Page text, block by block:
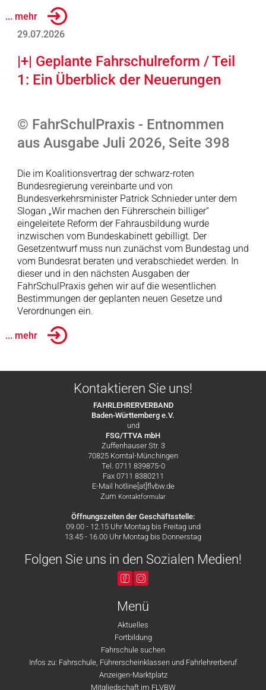
... mehr
29.07.2026
|+| Geplante Fahrschulreform / Teil
1: Ein Überblick der Neuerungen
© FahrSchulPraxis - Entnommen
aus Ausgabe Juli 2026, Seite 398
Die im Koalitionsvertrag der schwarz-roten
Bundesregierung vereinbarte und von
Bundesverkehrsminister Patrick Schnieder unter dem
Slogan „Wir machen den Führerschein billiger“
eingeleitete Reform der Fahrausbildung wurde
inzwischen vom Bundeskabinett gebilligt. Der
Gesetzentwurf muss nun zunächst vom Bundestag und
vom Bundesrat beraten und verabschiedet werden. In
dieser und in den nächsten Ausgaben der
FahrSchulPraxis gehen wir auf die wesentlichen
Bestimmungen der geplanten neuen Gesetze und
Verordnungen ein.
... mehr
Kontaktieren Sie uns!
FAHRLEHRERVERBAND
Baden-Württemberg e.V.
und
FSG/TTVA mbH
Zuffenhauser Str. 3
70825 Korntal-Münchingen
Tel. 0711 839875-0
Fax 0711 8380211
E-Mail hotline[at]flvbw.de
Zum Kontaktformular
Öffnungszeiten der Geschäftsstelle:
09.00 - 12.15 Uhr Montag bis Freitag und
13.45 - 16.00 Uhr Montag bis Donnerstag
Folgen Sie uns in den Sozialen Medien!
Menü
Aktuelles
Fortbildung
Fahrschule suchen
Infos zu: Fahrschule, Führerscheinklassen und Fahrlehrerberuf
Anzeigen-Marktplatz
Mitgliedschaft im FLVBW